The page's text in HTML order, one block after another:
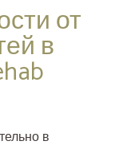
от
в
в